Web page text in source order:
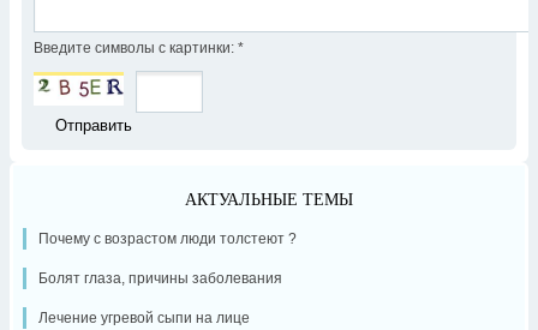
Введите символы с картинки: *
АКТУАЛЬНЫЕ ТЕМЫ
Почему с возрастом люди толстеют ?
Болят глаза, причины заболевания
Лечение угревой сыпи на лице